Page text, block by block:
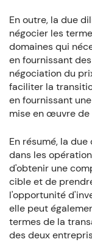
En outre, la due
négocier les
domaines qui
en fournissant
négociation du
faciliter la
en fournissant
mise en œuvre
En résumé, la
dans les
d'obtenir une
cible et de
l'opportunité
elle peut
termes de la
des deux